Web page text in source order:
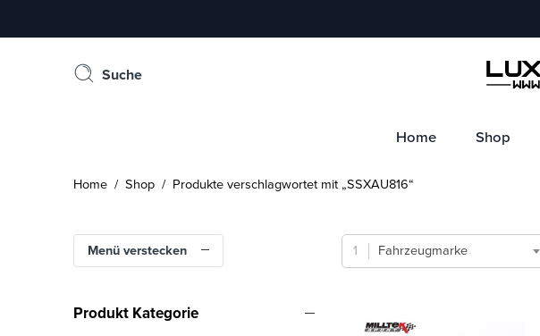
Suche
Home Shop
Home / Shop / Produkte verschlagwortet mit „SSXAU816“
Menü verstecken Fahrzeugmarke
Produkt Kategorie